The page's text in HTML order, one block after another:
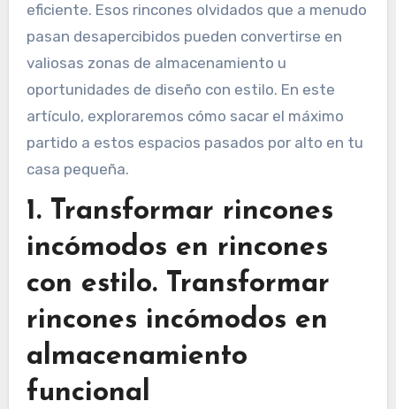
eficiente. Esos rincones olvidados que a menudo
pasan desapercibidos pueden convertirse en
valiosas zonas de almacenamiento u
oportunidades de diseño con estilo. En este
artículo, exploraremos cómo sacar el máximo
partido a estos espacios pasados por alto en tu
casa pequeña.
1. Transformar rincones
incómodos en rincones
con estilo. Transformar
rincones incómodos en
almacenamiento
funcional